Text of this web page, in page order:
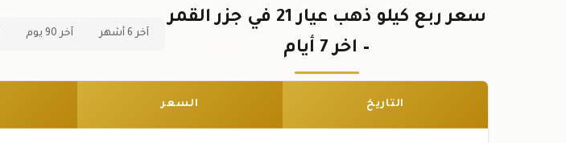
سعر ربع كيلو ذهب عيار 21 في جزر القمر
– اخر 7 أيام
آخر 6 أشهر آخر 90 يوم
التاريخ السعر